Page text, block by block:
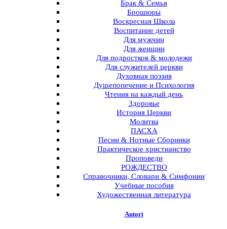
Брак & Семья
Брошюры
Воскресная Школа
Воспитание детей
Для мужчин
Для женщин
Для подростков & молодежи
Для служителей церкви
Духовная поэзия
Душепопечение и Психология
Чтения на каждый день
Здоровье
История Церкви
Молитва
ПАСХА
Песни & Нотные Сборники
Практическое христианство
Проповеди
РОЖДЕСТВО
Справочники, Словари & Симфонии
Учебные пособия
Художественная литература
Autori